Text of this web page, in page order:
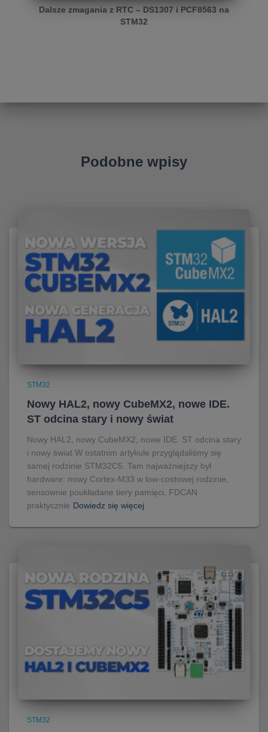
Dalsze zmagania z RTC – DS1307 i PCF8563 na
STM32
Podobne wpisy
STM32
Nowy HAL2, nowy CubeMX2, nowe IDE.
ST odcina stary i nowy świat
Nowy HAL2, nowy CubeMX2, nowe IDE. ST odcina stary
i nowy świat W ostatnim artykule przyglądaliśmy się
samej rodzinie STM32C5. Tam najważniejszy był
hardware: nowy Cortex-M33 w low-costowej rodzinie,
sensownie poukładane tiery pamięci, FDCAN
praktycznie Dowiedz się więcej
STM32